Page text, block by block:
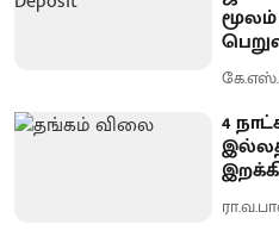
மூலம்
4